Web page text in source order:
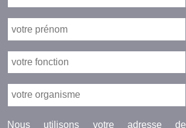
Nous utilisons votre adresse de